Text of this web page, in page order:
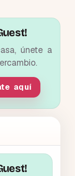
únete a
aquí